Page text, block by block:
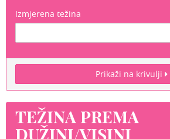
Izmjerena težina
Prikaži na krivulji
TEŽINA PREMA
DUŽINI/VISINI